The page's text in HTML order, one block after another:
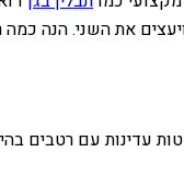
את השני. הנה כמה
עדינות עם רטבים